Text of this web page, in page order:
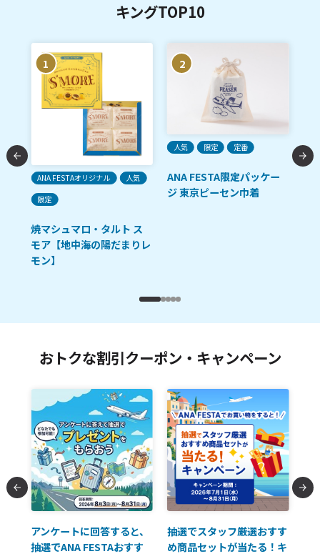
キングTOP10
1
ANA FESTAオリジナル
人気
限定
焼マシュマロ・タルト ス
モア【地中海の陽だまりレ
モン】
2
人気 限定 定番
ANA FESTA限定パッケー
ジ 東京ピーセン巾着
おトクな割引クーポン・キャンペーン
アンケートに回答すると、
抽選でANA FESTAおすす
抽選でスタッフ厳選おすす
め商品セットが当たる！キ